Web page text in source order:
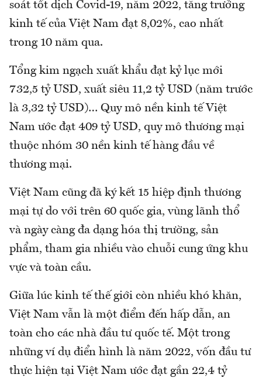
soát tốt dịch Covid-19, năm 2022, tăng trưởng
kinh tế của Việt Nam đạt 8,02%, cao nhất
trong 10 năm qua.
Tổng kim ngạch xuất khẩu đạt kỷ lục mới
732,5 tỷ USD, xuất siêu 11,2 tỷ USD (năm trước
là 3,32 tỷ USD)… Quy mô nền kinh tế Việt
Nam ước đạt 409 tỷ USD, quy mô thương mại
thuộc nhóm 30 nền kinh tế hàng đầu về
thương mại.
Việt Nam cũng đã ký kết 15 hiệp định thương
mại tự do với trên 60 quốc gia, vùng lãnh thổ
và ngày càng đa dạng hóa thị trường, sản
phẩm, tham gia nhiều vào chuỗi cung ứng khu
vực và toàn cầu.
Giữa lúc kinh tế thế giới còn nhiều khó khăn,
Việt Nam vẫn là một điểm đến hấp dẫn, an
toàn cho các nhà đầu tư quốc tế. Một trong
những ví dụ điển hình là năm 2022, vốn đầu tư
thực hiện tại Việt Nam ước đạt gần 22,4 tỷ